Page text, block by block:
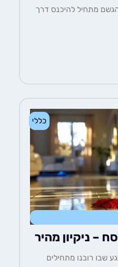
להיכנס דרך
כללי
מהיר
מתחילים